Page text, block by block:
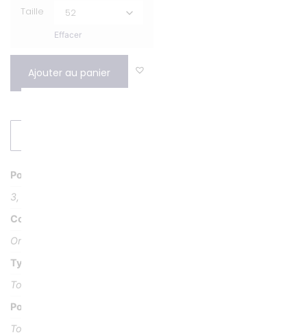
Taille
Effacer
Ajouter au panier
Poids
3, 100 g
Couleur
Or rose 18K ou 750/1000
Type Pierre
Tourmaline ronde
Poids Pierre
Tourmaline : 0, 750 carat